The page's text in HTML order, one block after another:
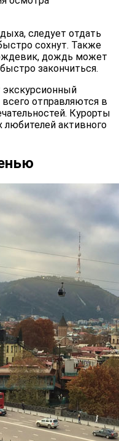
следует отдать
сохнут. Также
дождь может
закончиться.
экскурсионный
отправляются в
Курорты
активного